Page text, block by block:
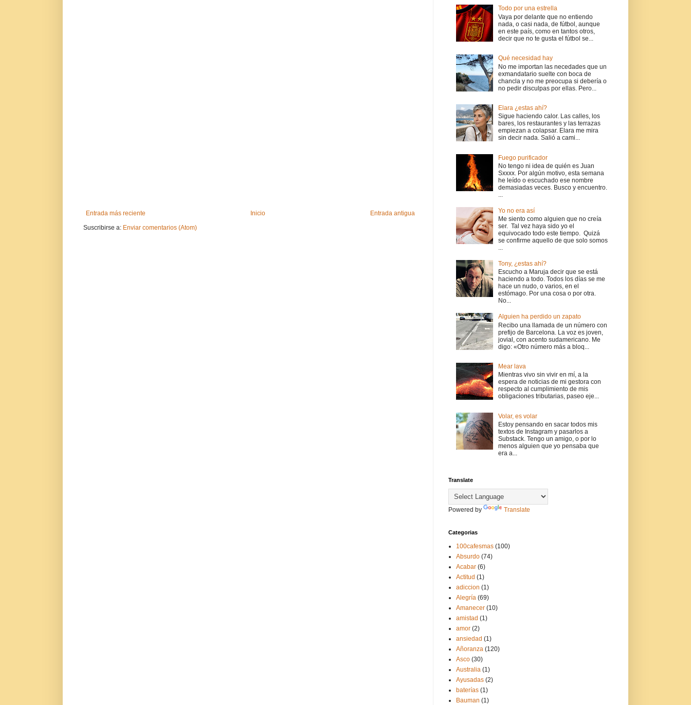
Entrada más reciente Entrada antigua
Inicio
Suscribirse a: Enviar comentarios (Atom)
Todo por una estrella
Vaya por delante que no entiendo
nada, o casi nada, de fútbol, aunque
en este país, como en tantos otros,
decir que no te gusta el fútbol se...
Qué necesidad hay
No me importan las necedades que un
exmandatario suelte con boca de
chancla y no me preocupa si debería o
no pedir disculpas por ellas. Pero...
Elara ¿estas ahí?
Sigue haciendo calor. Las calles, los
bares, los restaurantes y las terrazas
empiezan a colapsar. Elara me mira
sin decir nada. Salió a cami...
Fuego purificador
No tengo ni idea de quién es Juan
Sxxxx. Por algún motivo, esta semana
he leído o escuchado ese nombre
demasiadas veces. Busco y encuentro.
...
Yo no era así
Me siento como alguien que no creía
ser. Tal vez haya sido yo el
equivocado todo este tiempo. Quizá
se confirme aquello de que solo somos
...
Tony, ¿estas ahí?
Escucho a Maruja decir que se está
haciendo a todo. Todos los días se me
hace un nudo, o varios, en el
estómago. Por una cosa o por otra.
No...
Alguien ha perdido un zapato
Recibo una llamada de un número con
prefijo de Barcelona. La voz es joven,
jovial, con acento sudamericano. Me
digo: «Otro número más a bloq...
Mear lava
Mientras vivo sin vivir en mí, a la
espera de noticias de mi gestora con
respecto al cumplimiento de mis
obligaciones tributarias, paseo eje...
Volar, es volar
Estoy pensando en sacar todos mis
textos de Instagram y pasarlos a
Substack. Tengo un amigo, o por lo
menos alguien que yo pensaba que
era a...
Translate
Powered by Translate
Categorias
100cafesmas (100)
Absurdo (74)
Acabar (6)
Actitud (1)
adiccion (1)
Alegría (69)
Amanecer (10)
amistad (1)
amor (2)
ansiedad (1)
Añoranza (120)
Asco (30)
Australia (1)
Ayusadas (2)
baterías (1)
Bauman (1)